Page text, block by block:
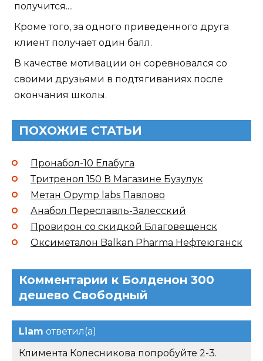
получится....
Кроме того, за одного приведенного друга
клиент получает один балл.
В качестве мотивации он соревновался со
своими друзьями в подтягиваниях после
окончания школы.
ПОХОЖИЕ СТАТЬИ
Пронабол-10 Елабуга
Тритренол 150 В Магазине Бузулук
Метан Opymp labs Павлово
Анабол Переславль-Залесский
Провирон со скидкой Благовещенск
Оксиметалон Balkan Pharma Нефтеюганск
Комментарии к Болденон 300
дешево Свободный
Liam ответил(а)
Климента Колесникова попробуйте 2-3.